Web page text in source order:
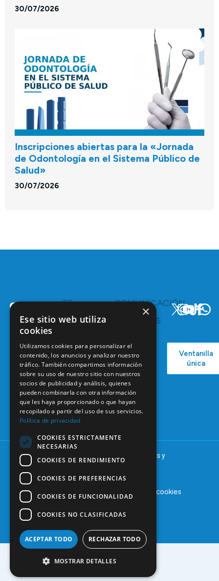
30/07/2026
Inscripciones abiertas para la «Jornada
de Odontología en el Sistema Público de
Salud»
30/07/2026
C/ Mauricio
Legendre,
28046
Madrid
91 561 29 05
informacion@coem.org.es
TE
Servicios y
Bolsa de
Empleo
Formación
Continuada
Tablón de
anuncios
COMUNICACIÓN
RECURSOS
Podcast
Actualidad
Ventanilla
única
© 2025 – COEM – Colegio Oficial de Odontólogos y
Estomatólogos de la I región
Aviso legal Política de cookies
×
Ese sitio web utiliza
cookies
Utilizamos cookies para personalizar el
contenido, los anuncios y analizar nuestro
tráfico. También compartimos información
sobre su uso de nuestro sitio con nuestros
socios de publicidad y análisis, quienes
pueden combinarla con otra información
que les haya proporcionado o que hayan
recopilado a partir del uso de sus servicios.
Política de privacidad
COOKIES ESTRICTAMENTE
NECESARIAS
COOKIES DE RENDIMIENTO
COOKIES DE PREFERENCIAS
COOKIES DE FUNCIONALIDAD
COOKIES NO CLASIFICADAS
ACEPTAR TODO RECHAZAR TODO
MOSTRAR DETALLES